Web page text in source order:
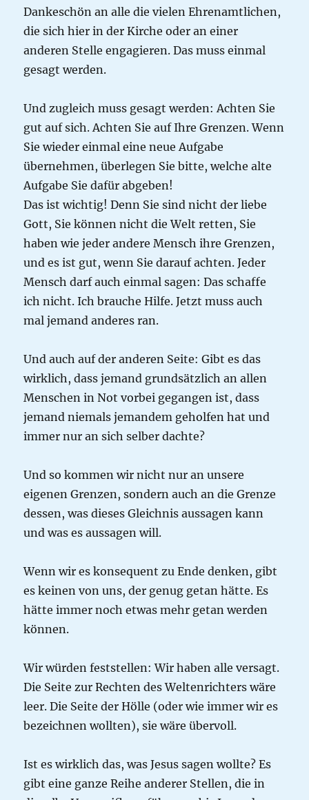
Dankeschön an alle die vielen Ehrenamtlichen,
die sich hier in der Kirche oder an einer
anderen Stelle engagieren. Das muss einmal
gesagt werden.
Und zugleich muss gesagt werden: Achten Sie
gut auf sich. Achten Sie auf Ihre Grenzen. Wenn
Sie wieder einmal eine neue Aufgabe
übernehmen, überlegen Sie bitte, welche alte
Aufgabe Sie dafür abgeben!
Das ist wichtig! Denn Sie sind nicht der liebe
Gott, Sie können nicht die Welt retten, Sie
haben wie jeder andere Mensch ihre Grenzen,
und es ist gut, wenn Sie darauf achten. Jeder
Mensch darf auch einmal sagen: Das schaffe
ich nicht. Ich brauche Hilfe. Jetzt muss auch
mal jemand anderes ran.
Und auch auf der anderen Seite: Gibt es das
wirklich, dass jemand grundsätzlich an allen
Menschen in Not vorbei gegangen ist, dass
jemand niemals jemandem geholfen hat und
immer nur an sich selber dachte?
Und so kommen wir nicht nur an unsere
eigenen Grenzen, sondern auch an die Grenze
dessen, was dieses Gleichnis aussagen kann
und was es aussagen will.
Wenn wir es konsequent zu Ende denken, gibt
es keinen von uns, der genug getan hätte. Es
hätte immer noch etwas mehr getan werden
können.
Wir würden feststellen: Wir haben alle versagt.
Die Seite zur Rechten des Weltenrichters wäre
leer. Die Seite der Hölle (oder wie immer wir es
bezeichnen wollten), sie wäre übervoll.
Ist es wirklich das, was Jesus sagen wollte? Es
gibt eine ganze Reihe anderer Stellen, die in